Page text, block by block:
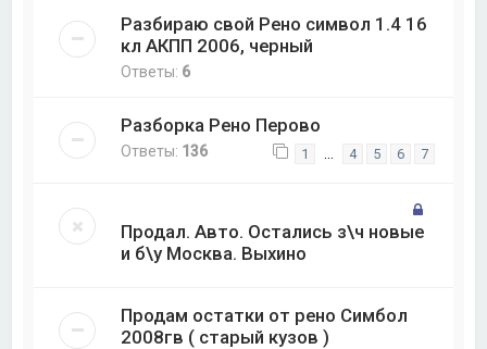
Разбираю свой Рено символ 1.4 16
кл АКПП 2006, черный
Ответы: 6
Разборка Рено Перово
Ответы: 136 1 4 5 6 7
Продал. Авто. Остались з\ч новые
и б\у Москва. Выхино
Продам остатки от рено Симбол
2008гв ( старый кузов )